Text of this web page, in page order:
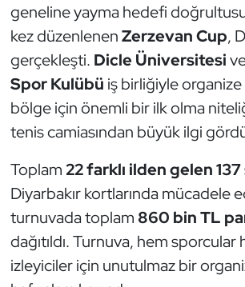
geneline yayma hedefi
kez düzenlenenZerzevan Cup,
gerçekleşti. Dicle Üniversitesi
Spor Kulübü iş birliğiyle
bölge için önemli bir ilk olma
tenis camiasından büyük ilgi
Toplam 22 farklı ilden gelen
Diyarbakır kortlarında mücadele
turnuvada toplam 860 bin TL
dağıtıldı. Turnuva, hem sporcular
izleyiciler için unutulmaz bir
Eskrim
Futbol
Futsal
Golf
Güreş
Halter